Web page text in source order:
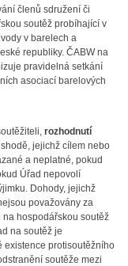
členů sdružení či
soutěž probíhající v
v barelech a
republiky. ČABW na
pravidelná setkání
asociací barelových
rozhodnutí
jejichž cílem nebo
a neplatné, pokud
Úřad nepovolí
Dohody, jejichž
považovány za
hospodářskou soutěž
na soutěž je
existence protisoutěžního
soutěže mezi